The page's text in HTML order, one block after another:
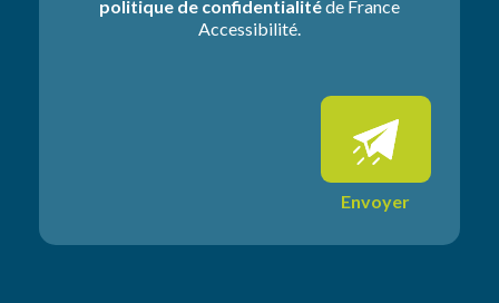
politique de confidentialitéde France
Accessibilité.
Envoyer